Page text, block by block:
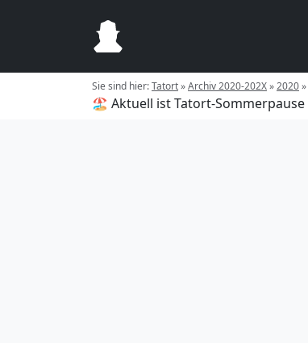
Sie sind hier:Tatort»Archiv 2020-202X»2020»
🏖️ Aktuell ist Tatort-Sommerpause